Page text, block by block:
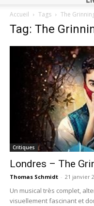
Accueil Tags The
Tag: The
Critiques
Londres – The
Thomas Schmidt - 21 janvier
Un musical très complet,
visuellement fascinant et